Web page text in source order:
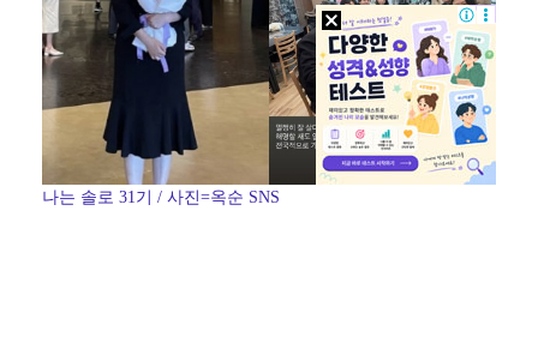
[ST포토] 에이티즈 산, 인기 체감
나는 솔로 31기 / 사진=옥순 SNS